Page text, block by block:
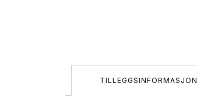
TILLEGGSINFORMASJON